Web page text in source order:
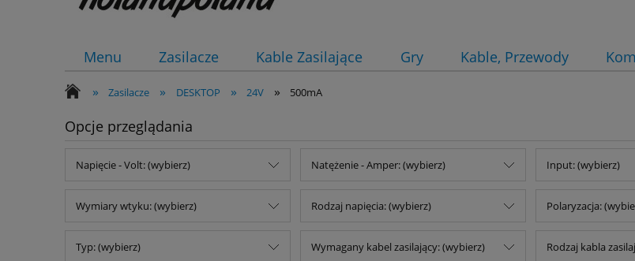
Menu Zasilacze Kable Zasilające Gry Kable, Przewody
» Zasilacze » DESKTOP » 24V » 500mA
Opcje przeglądania
Napięcie - Volt: (wybierz) Natężenie - Amper: (wybierz) Input: (wybierz)
Wymiary wtyku: (wybierz) Rodzaj napięcia: (wybierz) Polaryzacja:
Typ: (wybierz) Wymagany kabel zasilający: (wybierz) Rodzaj kabla